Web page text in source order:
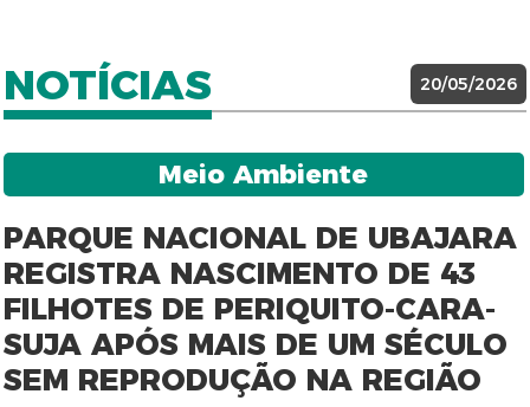
NOTÍCIAS 20/05/2026
Meio Ambiente
PARQUE NACIONAL DE UBAJARA
REGISTRA NASCIMENTO DE 43
FILHOTES DE PERIQUITO-CARA-
SUJA APÓS MAIS DE UM SÉCULO
SEM REPRODUÇÃO NA REGIÃO